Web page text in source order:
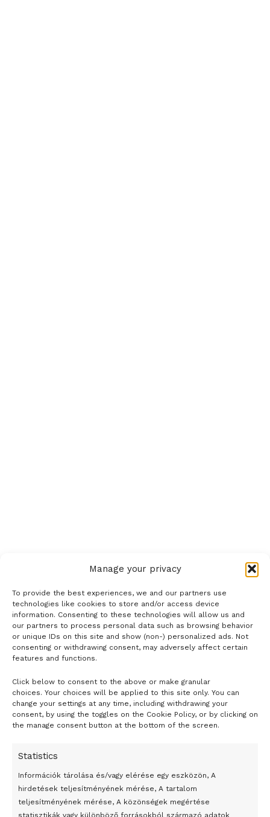
Manage your privacy
To provide the best experiences, we and our partners use
technologies like cookies to store and/or access device
information. Consenting to these technologies will allow us and
our partners to process personal data such as browsing behavior
or unique IDs on this site and show (non-) personalized ads. Not
consenting or withdrawing consent, may adversely affect certain
features and functions.
Click below to consent to the above or make granular
choices. Your choices will be applied to this site only. You can
change your settings at any time, including withdrawing your
consent, by using the toggles on the Cookie Policy, or by clicking on
the manage consent button at the bottom of the screen.
Statistics
Információk tárolása és/vagy elérése egy eszközön, A
hirdetések teljesítményének mérése, A tartalom
teljesítményének mérése, A közönségek megértése
statisztikák vagy különböző forrásokból származó adatok
- H I R D E T É S -